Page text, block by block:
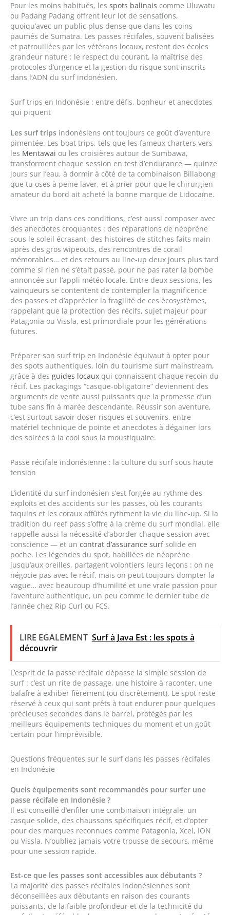
Pour les moins habitués, les spots balinais comme Uluwatu
ou Padang Padang offrent leur lot de sensations,
quoiqu’avec un public plus dense que dans les coins
paumés de Sumatra. Les passes récifales, souvent balisées
et patrouillées par les vétérans locaux, restent des écoles
grandeur nature : le respect du courant, la maîtrise des
protocoles d’urgence et la gestion du risque sont inscrits
dans l’ADN du surf indonésien.
Surf trips en Indonésie : entre défis, bonheur et anecdotes
qui piquent
Les surf trips indonésiens ont toujours ce goût d’aventure
pimentée. Les boat trips, tels que les fameux charters vers
les Mentawai ou les croisières autour de Sumbawa,
transforment chaque session en test d’endurance — quinze
jours sur l’eau, à dormir à côté de ta combinaison Billabong
que tu oses à peine laver, et à prier pour que le chirurgien
amateur du bord ait acheté la bonne marque de Lidocaïne.
Vivre un trip dans ces conditions, c’est aussi composer avec
des anecdotes croquantes : des réparations de néoprène
sous le soleil écrasant, des histoires de stitches faits main
après des gros wipeouts, des rencontres de corail
mémorables… et des retours au line-up deux jours plus tard
comme si rien ne s’était passé, pour ne pas rater la bombe
annoncée sur l’appli météo locale. Entre deux sessions, les
vainqueurs se contentent de contempler la magnificence
des passes et d’apprécier la fragilité de ces écosystèmes,
rappelant que la protection des récifs, sujet majeur pour
Patagonia ou Vissla, est primordiale pour les générations
futures.
Préparer son surf trip en Indonésie équivaut à opter pour
des spots authentiques, loin du tourisme surf mainstream,
grâce à des guides locaux qui connaissent chaque recoin du
récif. Les packagings “casque-obligatoire” deviennent des
arguments de vente aussi puissants que la promesse d’un
tube sans fin à marée descendante. Réussir son aventure,
c’est surtout savoir doser risques et souvenirs, entre
matériel technique de pointe et anecdotes à dégainer lors
des soirées à la cool sous la moustiquaire.
Passe récifale indonésienne : la culture du surf sous haute
tension
L’identité du surf indonésien s’est forgée au rythme des
exploits et des accidents sur les passes, où les courants
taquins et les coraux affûtés rythment la vie du line-up. Si la
tradition du reef pass s’offre à la crème du surf mondial, elle
rappelle aussi la nécessité d’aborder chaque session avec
conscience — et un contrat d’assurance surfsolide en
poche. Les légendes du spot, habillées de néoprène
jusqu’aux oreilles, partagent volontiers leurs leçons : on ne
négocie pas avec le récif, mais on peut toujours dompter la
vague… avec beaucoup d’humilité et une vraie passion pour
l’aventure authentique, un peu comme le dernier tube de
l’année chez Rip Curl ou FCS.
LIRE EGALEMENT Surf à Java Est : les spots à
découvrir
L’esprit de la passe récifale dépasse la simple session de
surf : c’est un rite de passage, une histoire à raconter, une
balafre à exhiber fièrement (ou discrètement). Le spot reste
réservé à ceux qui sont prêts à tout endurer pour quelques
précieuses secondes dans le barrel, protégés par les
meilleurs équipements techniques du moment et un goût
certain pour l’imprévisible.
Questions fréquentes sur le surf dans les passes récifales
en Indonésie
Quels équipements sont recommandés pour surfer une
passe récifale en Indonésie ?
Il est conseillé d’enfiler une combinaison intégrale, un
casque solide, des chaussons spécifiques récif, et d’opter
pour des marques reconnues comme Patagonia, Xcel, ION
ou Vissla. N’oubliez jamais votre trousse de secours, même
pour une session rapide.
Est-ce que les passes sont accessibles aux débutants ?
La majorité des passes récifales indonésiennes sont
déconseillées aux débutants en raison des courants
puissants, de la faible profondeur et de la technicité du